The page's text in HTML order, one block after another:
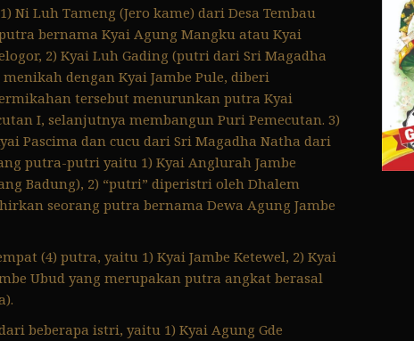
Ni Luh Tameng (Jero kame) dari Desa Tembau
bernama Kyai Agung Mangku atau Kyai
2) Kyai Luh Gading (putri dari Sri Magadha
dengan Kyai Jambe Pule, diberi
tersebut menurunkan putra Kyai
I, selanjutnya membangun Puri Pemecutan. 3)
Pascima dan cucu dari Sri Magadha Natha dari
putra-putri yaitu 1) Kyai Anglurah Jambe
Badung), 2) “putri” diperistri oleh Dhalem
seorang putra bernama Dewa Agung Jambe
(4) putra, yaitu 1) Kyai Jambe Ketewel, 2) Kyai
Ubud yang merupakan putra angkat berasal
beberapa istri, yaitu 1) Kyai Agung Gde